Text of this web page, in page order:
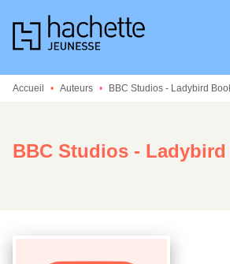
MENU RECHERCHE
PIED DE PAGE
Accueil • Auteurs • BBC Studios - Ladybird
BBC Studios -